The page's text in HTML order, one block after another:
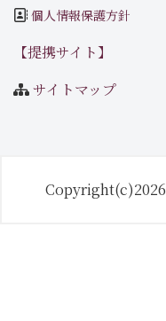
個人情報保護方針
【提携サイト】
サイトマップ
Copyright(c)2026